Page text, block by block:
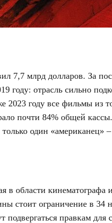
7,7 млрд долларов. За
году: отрасль сильно
2023 году все фильмы из
почти 84% общей кассы.
один «американец»
в области кинематографа
стоит ограничение в 34
правкам для